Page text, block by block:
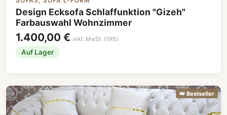
Design Ecksofa Schlaffunktion "Gizeh"
Farbauswahl Wohnzimmer
1.400,00 € inkl. MwSt. (19%)
Auf Lager
👑 Bestseller